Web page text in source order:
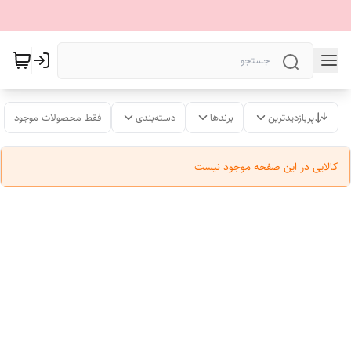
پربازدیدترین برندها دسته‌بندی فقط محصولات موجود
کالایی در این صفحه موجود نیست